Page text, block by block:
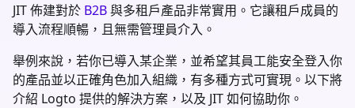
JIT 佈建對於 B2B與多租戶產品非常實用。它讓租戶成員的
導入流程順暢，且無需管理員介入。
舉例來說，若你已導入某企業，並希望其員工能安全登入你
的產品並以正確角色加入組織，有多種方式可實現。以下將
介紹 Logto 提供的解決方案，以及 JIT 如何協助你。